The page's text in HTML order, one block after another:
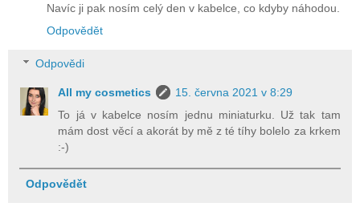
Navíc ji pak nosím celý den v kabelce, co kdyby náhodou.
Odpovědět
Odpovědi
All my cosmetics
15. června 2021 v 8:29
To já v kabelce nosím jednu miniaturku. Už tak tam
mám dost věcí a akorát by mě z té tíhy bolelo za krkem
:-)
Odpovědět